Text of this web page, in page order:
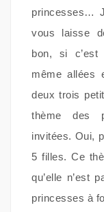
princesses…
vous laisse
bon, si
même allées
deux trois
thème des
invitées. Oui,
5 filles. Ce
qu’elle n’est
princesses à